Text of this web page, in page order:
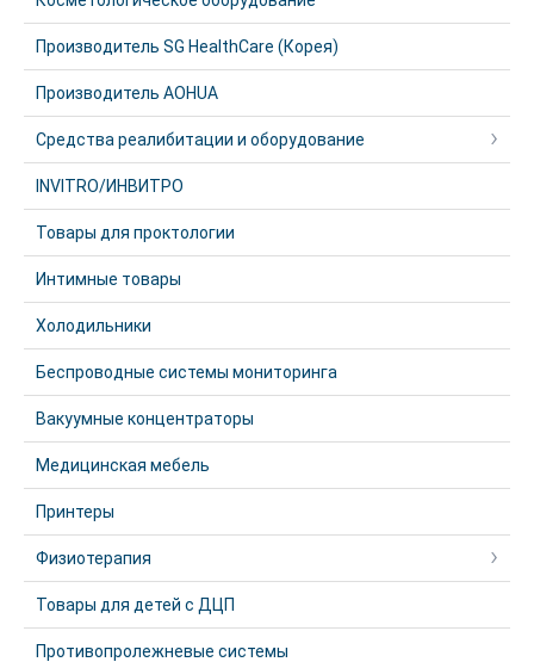
Производитель SG HealthCare (Корея)
Производитель AOHUA
Средства реалибитации и оборудование
INVITRO/ИНВИТРО
Товары для проктологии
Интимные товары
Холодильники
Беспроводные системы мониторинга
Вакуумные концентраторы
Медицинская мебель
Принтеры
Физиотерапия
Товары для детей с ДЦП
Противопролежневые системы